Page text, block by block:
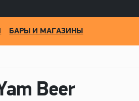
БАРЫ И МАГАЗИНЫ
Beer